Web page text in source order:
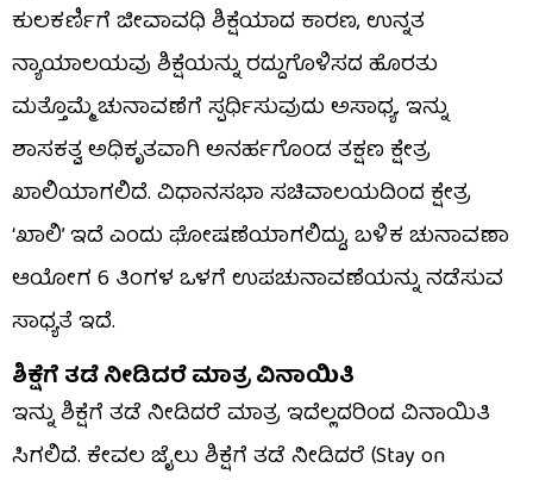
ಕುಲಕರ್ಣಿಗೆ ಜೀವಾವಧಿ ಶಿಕ್ಷೆಯಾದ ಕಾರಣ, ಉನ್ನತ
ನ್ಯಾಯಾಲಯವು ಶಿಕ್ಷೆಯನ್ನು ರದ್ದುಗೊಳಿಸದ ಹೊರತು
ಮತ್ತೊಮ್ಮೆ ಚುನಾವಣೆಗೆ ಸ್ಪರ್ಧಿಸುವುದು ಅಸಾಧ್ಯ. ಇನ್ನು
ಶಾಸಕತ್ವ ಅಧಿಕೃತವಾಗಿ ಅನರ್ಹಗೊಂಡ ತಕ್ಷಣ ಕ್ಷೇತ್ರ
ಖಾಲಿಯಾಗಲಿದೆ. ವಿಧಾನಸಭಾ ಸಚಿವಾಲಯದಿಂದ ಕ್ಷೇತ್ರ
‘ಖಾಲಿ’ ಇದೆ ಎಂದು ಘೋಷಣೆಯಾಗಲಿದ್ದು, ಬಳಿಕ ಚುನಾವಣಾ
ಆಯೋಗ 6 ತಿಂಗಳ ಒಳಗೆ ಉಪಚುನಾವಣೆಯನ್ನು ನಡೆಸುವ
ಸಾಧ್ಯತೆ ಇದೆ.
ಶಿಕ್ಷೆಗೆ ತಡೆ ನೀಡಿದರೆ ಮಾತ್ರ ವಿನಾಯಿತಿ
ಇನ್ನು ಶಿಕ್ಷೆಗೆ ತಡೆ ನೀಡಿದರೆ ಮಾತ್ರ ಇದೆಲ್ಲದರಿಂದ ವಿನಾಯಿತಿ
ಸಿಗಲಿದೆ. ಕೇವಲ ಜೈಲು ಶಿಕ್ಷೆಗೆ ತಡೆ ನೀಡಿದರೆ (Stay on